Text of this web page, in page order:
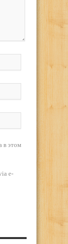
в этом
e-